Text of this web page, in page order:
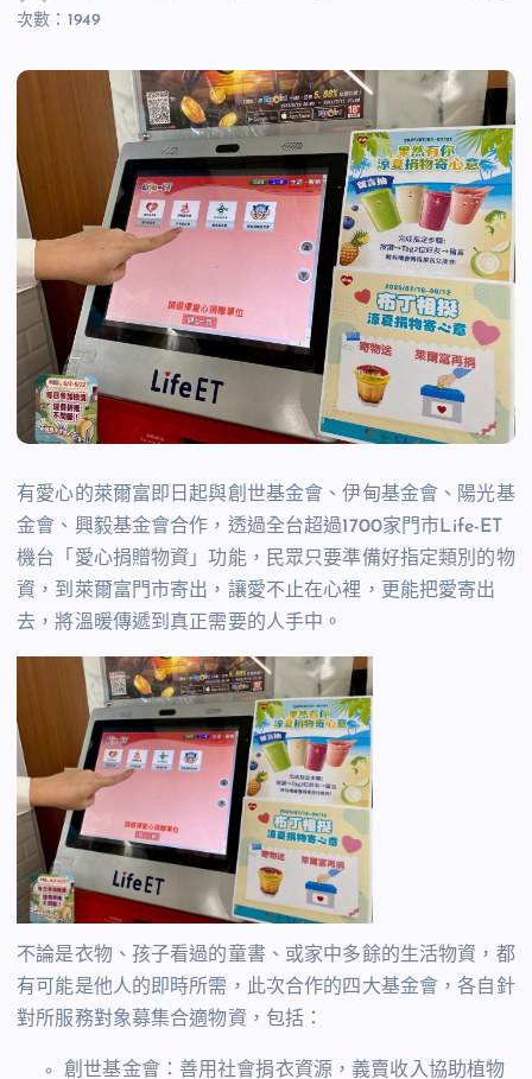
次數：1949
有愛心的萊爾富即日起與創世基金會、伊甸基金會、陽光基
金會、興毅基金會合作，透過全台超過1700家門市Life-ET
機台「愛心捐贈物資」功能，民眾只要準備好指定類別的物
資，到萊爾富門市寄出，讓愛不止在心裡，更能把愛寄出
去，將溫暖傳遞到真正需要的人手中。
不論是衣物、孩子看過的童書、或家中多餘的生活物資，都
有可能是他人的即時所需，此次合作的四大基金會，各自針
對所服務對象募集合適物資，包括：
創世基金會：善用社會捐衣資源，義賣收入協助植物